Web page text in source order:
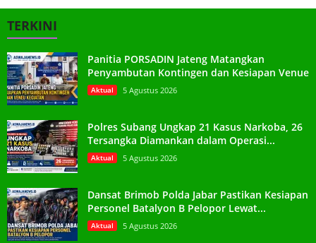
TERKINI
Panitia PORSADIN Jateng Matangkan
Penyambutan Kontingen dan Kesiapan Venue
Aktual 5 Agustus 2026
Polres Subang Ungkap 21 Kasus Narkoba, 26
Tersangka Diamankan dalam Operasi...
Aktual 5 Agustus 2026
Dansat Brimob Polda Jabar Pastikan Kesiapan
Personel Batalyon B Pelopor Lewat...
Aktual 5 Agustus 2026